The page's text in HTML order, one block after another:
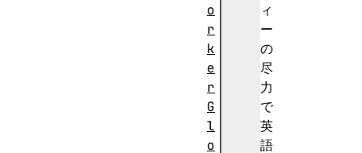
ィ
ー
の
尽
力
で
英
語
o
r
k
e
r
G
l
o